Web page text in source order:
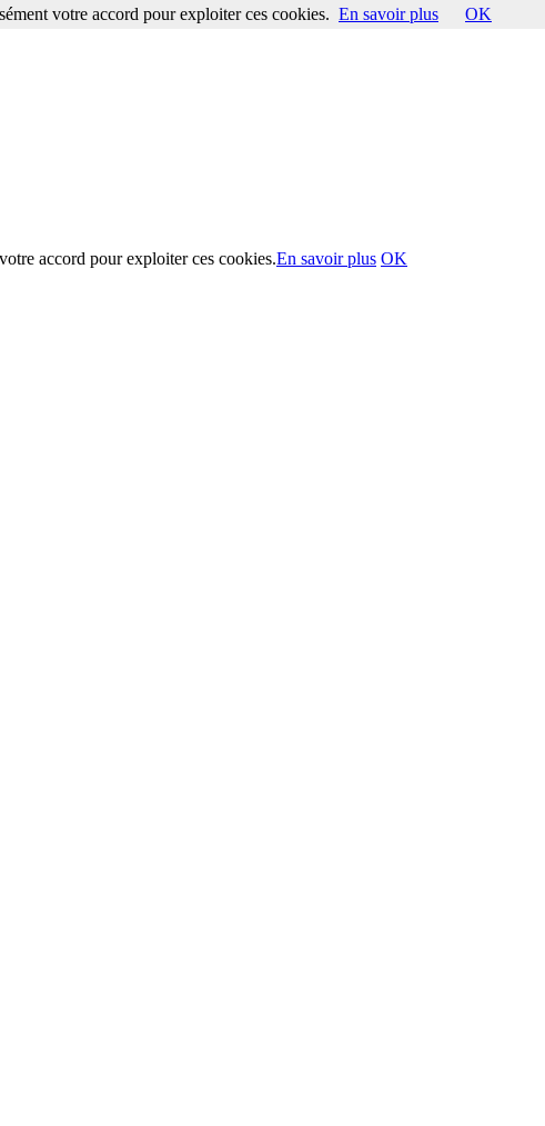
accord pour exploiter ces cookies.En savoir plus OK
votre accord pour exploiter ces cookies. En savoir plus OK